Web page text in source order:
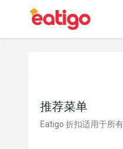
推荐菜单
Eatigo 折扣适用于所